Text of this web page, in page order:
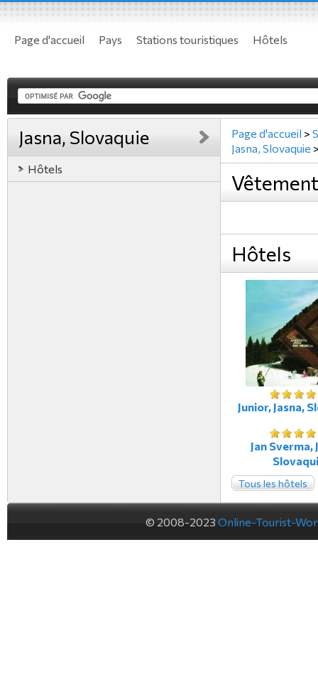
Page d'accueil Pays Stations touristiques Hôtels
Jasna, Slovaquie
Hôtels
Page d'accueil >
Jasna, Slovaquie
Hôtels
Junior, Jasna,
Jan Sverma,
Tous les hôtels
© 2008-2023 Online-Tourist-